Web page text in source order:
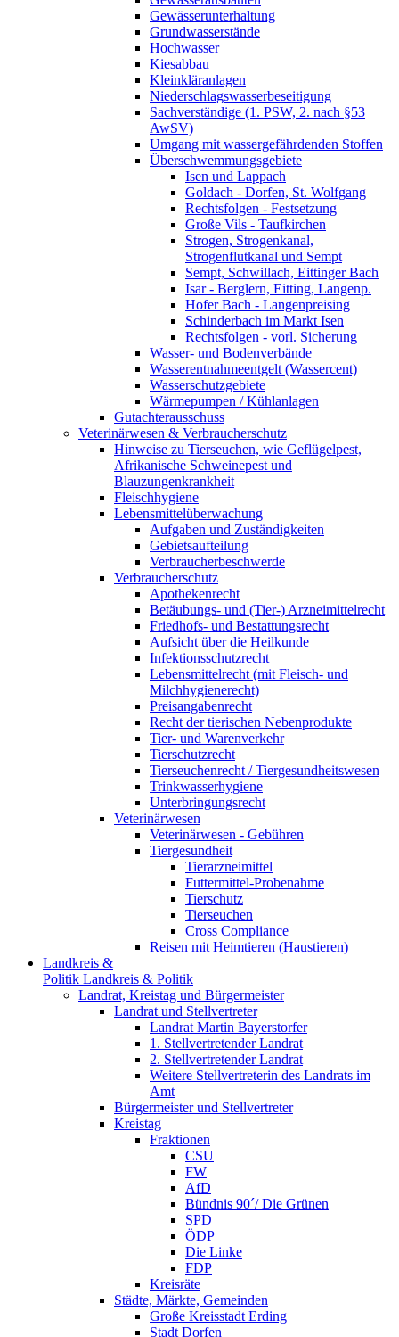
Gewässerunterhaltung
Grundwasserstände
Hochwasser
Kiesabbau
Kleinkläranlagen
Niederschlagswasserbeseitigung
Sachverständige (1. PSW, 2. nach §53
AwSV)
Umgang mit wassergefährdenden Stoffen
Überschwemmungsgebiete
Isen und Lappach
Goldach - Dorfen, St. Wolfgang
Rechtsfolgen - Festsetzung
Große Vils - Taufkirchen
Strogen, Strogenkanal,
Strogenflutkanal und Sempt
Sempt, Schwillach, Eittinger Bach
Isar - Berglern, Eitting, Langenp.
Hofer Bach - Langenpreising
Schinderbach im Markt Isen
Rechtsfolgen - vorl. Sicherung
Wasser- und Bodenverbände
Wasserentnahmeentgelt (Wassercent)
Wasserschutzgebiete
Wärmepumpen / Kühlanlagen
Gutachterausschuss
Veterinärwesen & Verbraucherschutz
Hinweise zu Tierseuchen, wie Geflügelpest,
Afrikanische Schweinepest und
Blauzungenkrankheit
Fleischhygiene
Lebensmittelüberwachung
Aufgaben und Zuständigkeiten
Gebietsaufteilung
Verbraucherbeschwerde
Verbraucherschutz
Apothekenrecht
Betäubungs- und (Tier-) Arzneimittelrecht
Friedhofs- und Bestattungsrecht
Aufsicht über die Heilkunde
Infektionsschutzrecht
Lebensmittelrecht (mit Fleisch- und
Milchhygienerecht)
Preisangabenrecht
Recht der tierischen Nebenprodukte
Tier- und Warenverkehr
Tierschutzrecht
Tierseuchenrecht / Tiergesundheitswesen
Trinkwasserhygiene
Unterbringungsrecht
Veterinärwesen
Veterinärwesen - Gebühren
Tiergesundheit
Tierarzneimittel
Futtermittel-Probenahme
Tierschutz
Tierseuchen
Cross Compliance
Reisen mit Heimtieren (Haustieren)
Landkreis &
Politik Landkreis & Politik
Landrat, Kreistag und Bürgermeister
Landrat und Stellvertreter
Landrat Martin Bayerstorfer
1. Stellvertretender Landrat
2. Stellvertretender Landrat
Weitere Stellvertreterin des Landrats im
Amt
Bürgermeister und Stellvertreter
Kreistag
Fraktionen
CSU
FW
AfD
Bündnis 90´/ Die Grünen
SPD
ÖDP
Die Linke
FDP
Kreisräte
Städte, Märkte, Gemeinden
Große Kreisstadt Erding
Stadt Dorfen